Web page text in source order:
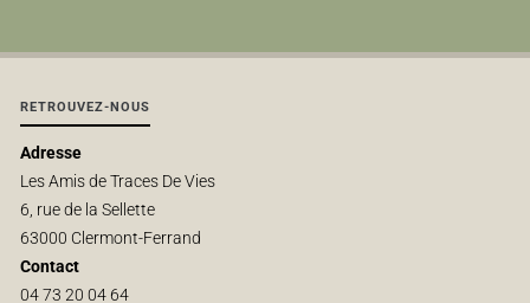
RETROUVEZ-NOUS
Adresse
Les Amis de Traces De Vies
6, rue de la Sellette
63000 Clermont-Ferrand
Contact
04 73 20 04 64